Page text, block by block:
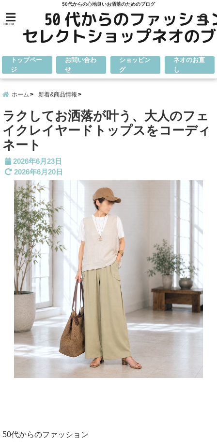
50代からの心地良いお洒落のためのブログ
menu
トップペー
ジ
お問い合わ
せ
ショッピン
グ
ネオのお直
し
ホーム 新着&商品情報
ラクしてお洒落が叶う、大人のフェ
イクレイヤードトップスをコーディ
ネート
2026年6月23日
2026年6月20日
50代からのファッション